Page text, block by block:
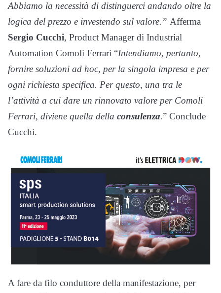
Abbiamo la necessità di distinguerci andando oltre la
logica del prezzo e investendo sul valore.” Afferma
Sergio Cucchi, Product Manager di Industrial
Automation Comoli Ferrari “Intendiamo, pertanto,
fornire soluzioni ad hoc, per la singola impresa e per
ogni richiesta specifica. Per questo, una tra le
l’attività a cui dare un rinnovato valore per Comoli
Ferrari, diviene quella della consulenza.” Conclude
Cucchi.
A fare da filo conduttore della manifestazione, per